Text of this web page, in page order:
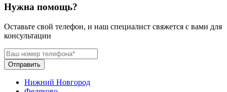
Нужна помощь?
Оставьте свой телефон, и наш специалист свяжется с вами для
консультации
Отправить
Нижний Новгород